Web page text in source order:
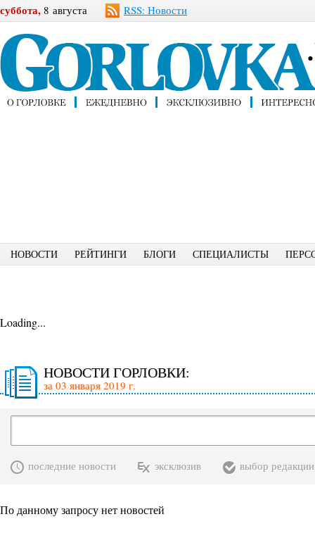
суббота, 8 августа RSS: Новости
НОВОСТИ РЕЙТИНГИ БЛОГИ СПЕЦИАЛИСТЫ
Loading...
НОВОСТИ ГОРЛОВКИ:
за 03 января 2019 г.
последние новости эксклюзив выбор редакции
По данному запросу нет новостей